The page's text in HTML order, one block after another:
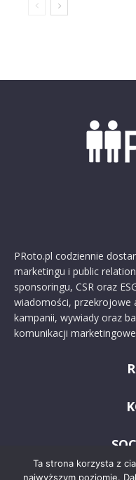
PRoto.pl codziennie
marketingu i public
sponsoringu, CSR oraz
wiadomości, przekrojowe
kampanii, wywiady oraz
komunikacji
Ta strona korzysta z
najwyższym poziomie.